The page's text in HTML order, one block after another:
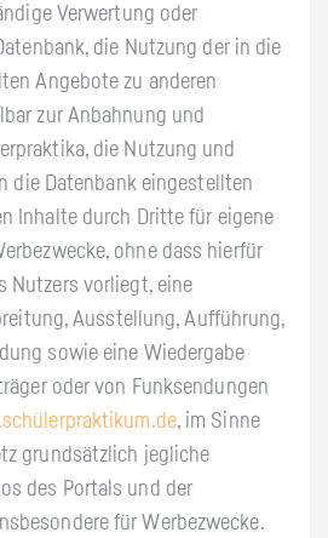
Verwertung oder
die Nutzung der in die
Angebote zu anderen
zur Anbahnung und
die Nutzung und
die Datenbank eingestellten
Inhalte durch Dritte für eigene
ohne dass hierfür
Nutzers vorliegt, eine
Ausstellung, Aufführung,
sowie eine Wiedergabe
oder von Funksendungen
, im Sinne
grundsätzlich jegliche
des Portals und der
für Werbezwecke.